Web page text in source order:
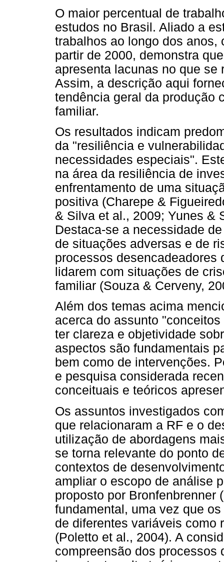
O maior percentual de
estudos no Brasil. Aliado a
trabalhos ao longo dos anos,
partir de 2000, demonstra
apresenta lacunas no que se
Assim, a descrição aqui
tendência geral da produção
familiar.
Os resultados indicam
da "resiliência e
necessidades especiais".
na área da resiliência de
enfrentamento de uma
positiva (Charepe &
& Silva et al., 2009; Yunes &
Destaca-se a necessidade
de situações adversas e de
processos
lidarem com situações de
familiar (Souza & Cerveny,
Além dos temas acima
acerca do assunto
ter clareza e objetividade
aspectos são fundamentais
bem como de intervenções.
e pesquisa considerada
conceituais e teóricos
Os assuntos investigados
que relacionaram a RF e o
utilização de abordagens
se torna relevante do ponto
contextos de
ampliar o escopo de análise
proposto por Bronfenbrenner
fundamental, uma vez que
de diferentes variáveis como
(Poletto et al., 2004). A
compreensão dos processos